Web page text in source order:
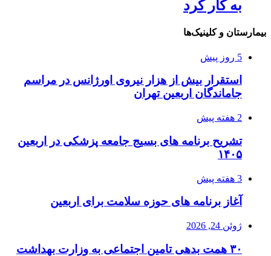
به کار کرد
بیمارستان و کلینیک‌ها
5 روز پیش
استقرار بیش از هزار نیروی اورژانس در مراسم
جاماندگان اربعین تهران
2 هفته پیش
تشریح برنامه های بسیج جامعه پزشکی در اربعین
۱۴۰۵
3 هفته پیش
آغاز برنامه های حوزه سلامت برای اربعین
ژوئن 24, 2026
۳۰ همت بدهی تامین اجتماعی به وزارت بهداشت